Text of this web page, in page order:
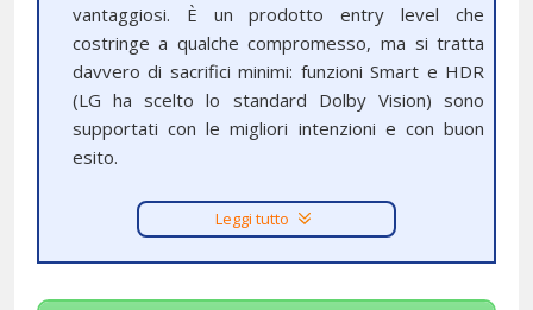
vantaggiosi. È un prodotto entry level che
costringe a qualche compromesso, ma si tratta
davvero di sacrifici minimi: funzioni Smart e HDR
(LG ha scelto lo standard Dolby Vision) sono
supportati con le migliori intenzioni e con buon
esito.
Leggi tutto